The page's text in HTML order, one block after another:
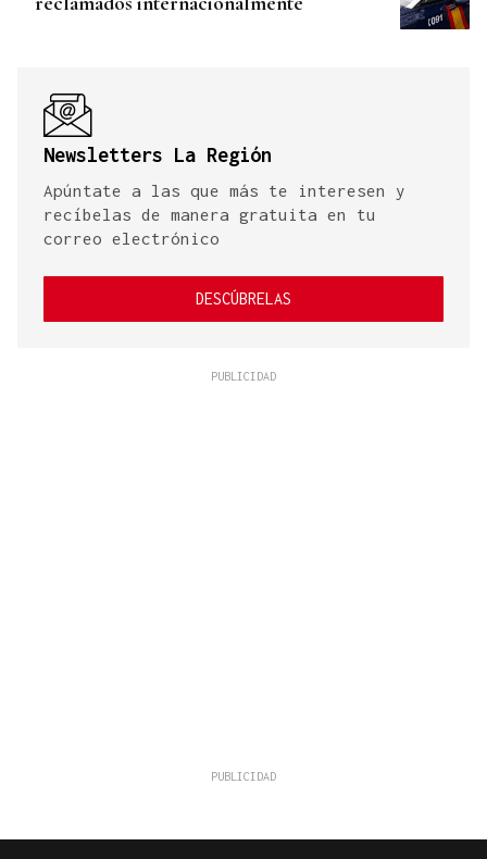
Newsletters La Región
Apúntate a las que más te interesen y
recíbelas de manera gratuita en tu
correo electrónico
DESCÚBRELAS